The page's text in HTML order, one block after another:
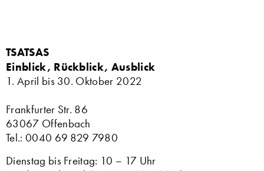
TSATSAS
Einblick, Rückblick, Ausblick
1. April bis 30. Oktober 2022
Frankfurter Str. 86
63067 Offenbach
Tel.: 0040 69 829 7980
Dienstag bis Freitag: 10 – 17 Uhr